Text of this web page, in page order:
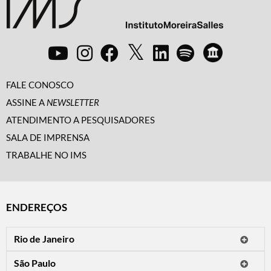
FALE CONOSCO
ASSINE A NEWSLETTER
ATENDIMENTO A PESQUISADORES
SALA DE IMPRENSA
TRABALHE NO IMS
ENDEREÇOS
Rio de Janeiro
São Paulo